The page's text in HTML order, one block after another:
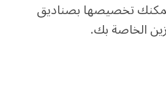
تخصيصها بصناديق
الخاصة بك.